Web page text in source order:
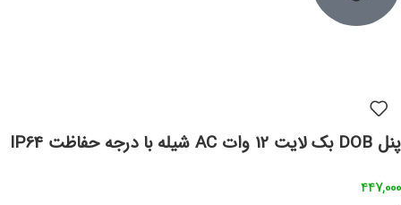
پنل DOB بک لایت 12 وات AC شیله با درجه حفاظت IP64
447,000